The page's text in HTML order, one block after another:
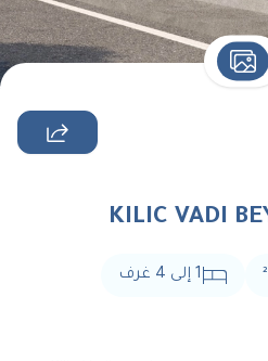
²
1 إلى غرف